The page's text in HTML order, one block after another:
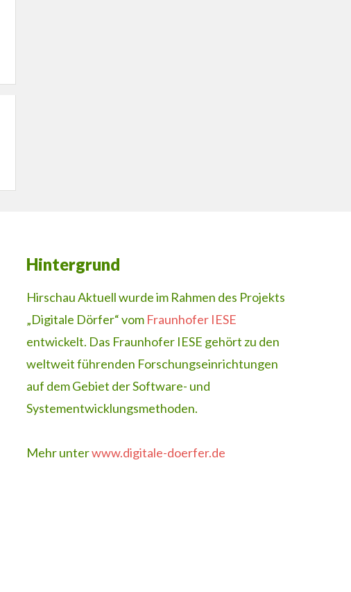
Hintergrund
Hirschau Aktuell wurde im Rahmen des Projekts
„Digitale Dörfer“ vom Fraunhofer IESE
entwickelt. Das Fraunhofer IESE gehört zu den
weltweit führenden Forschungseinrichtungen
auf dem Gebiet der Software- und
Systementwicklungsmethoden.
Mehr unterwww.digitale-doerfer.de